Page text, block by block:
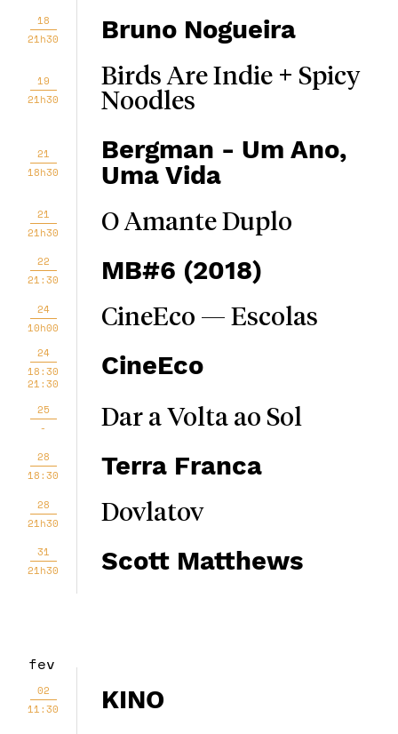
18
21h30
Bruno Nogueira
19
21h30
Birds Are Indie + Spicy
Noodles
21
18h30
Bergman - Um Ano,
Uma Vida
21
21h30
O Amante Duplo
22
21:30
MB#6 (2018)
24
10h00
CineEco — Escolas
24
18:30
21:30
CineEco
25
-
Dar a Volta ao Sol
28
18:30
Terra Franca
28
21h30
Dovlatov
31
21h30
Scott Matthews
fev
02
11:30
KINO